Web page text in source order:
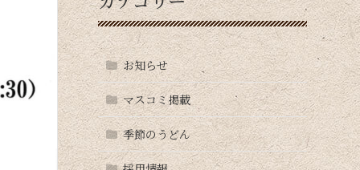
お知らせ
マスコミ掲載
季節のうどん